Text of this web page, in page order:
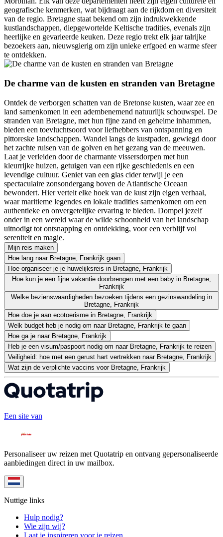
geografische kenmerken, wat bijdraagt aan de rijkdom en diversiteit
van de regio. Bretagne staat bekend om zijn indrukwekkende
kustlandschappen, diepgewortelde Keltische tradities, evenals zijn
heerlijke en gevarieerde keuken. Deze regio trekt elk jaar talrijke
bezoekers aan, nieuwsgierig om zijn unieke erfgoed en warme sfeer
te ontdekken.
De charme van de kusten en stranden van Bretagne
Ontdek de verborgen schatten van de Bretonse kusten, waar zee en
land samenkomen in een adembenemend natuurlijk schouwspel. De
stranden van Bretagne, met hun fijne zand en geheime inhammen,
bieden een toevluchtsoord voor liefhebbers van ontspanning en
pittoreske landschappen. Wandel langs de kustpaden, gewiegd door
het zachte ruisen van de golven en het gezang van de meeuwen.
Laat je verleiden door de charmante vissersdorpen met hun
kleurrijke huizen, getuigen van een rijke geschiedenis en een
levendige cultuur. Geniet van een glas cider terwijl je een
spectaculaire zonsondergang boven de Atlantische Oceaan
bewondert. Hier vertelt elke hoek van de kust zijn eigen verhaal,
waar maritieme legendes en lokale tradities samenkomen om een
authentieke en onvergetelijke ervaring te bieden. Dompel jezelf
onder in een wereld waar de wilde schoonheid van het landschap
uitnodigt tot ontsnapping en ontdekking, voor een verblijf vol
sereniteit en magie.
Mijn reis maken
Hoe lang naar Bretagne, Frankrijk gaan
Hoe organiseer je je huwelijksreis in Bretagne, Frankrijk
Hoe kun je een fijne vakantie doorbrengen met een baby in Bretagne,
Frankrijk
Welke bezienswaardigheden bezoeken tijdens een gezinswandeling in
Bretagne, Frankrijk
Hoe doe je aan ecotoerisme in Bretagne, Frankrijk
Welk budget heb je nodig om naar Bretagne, Frankrijk te gaan
Hoe ga je naar Bretagne, Frankrijk
Heb je een visum/paspoort nodig om naar Bretagne, Frankrijk te reizen
Veiligheid: hoe met een gerust hart vertrekken naar Bretagne, Frankrijk
Wat zijn de verplichte vaccins voor Bretagne, Frankrijk
Een site van
Personaliseer uw reizen met Quotatrip en ontvang gepersonaliseerde
aanbiedingen direct in uw mailbox.
Nuttige links
Hulp nodig?
Wie zijn wij?